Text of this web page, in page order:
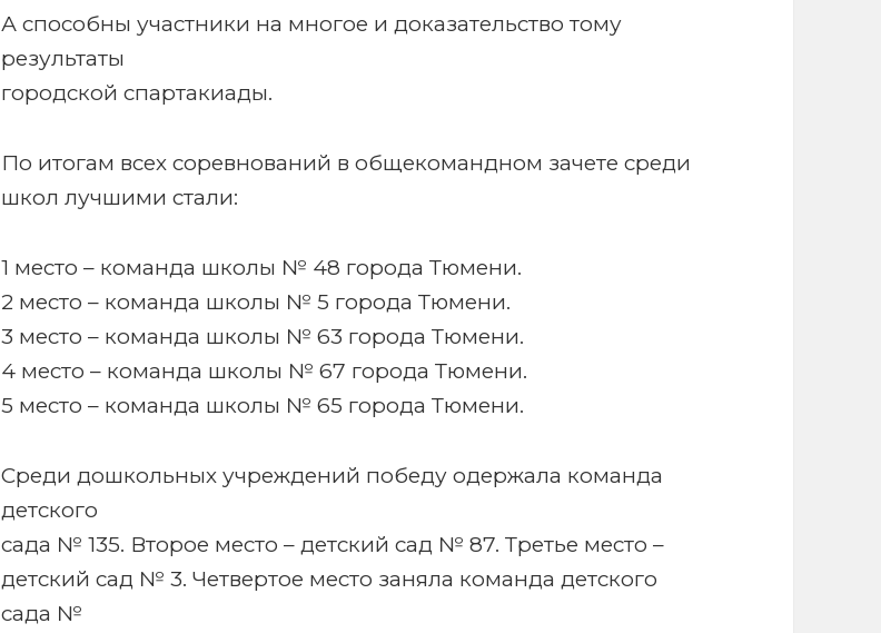
А способны участники на многое и доказательство тому
результаты
городской спартакиады.
По итогам всех соревнований в общекомандном зачете среди
школ лучшими стали:
1 место – команда школы № 48 города Тюмени.
2 место – команда школы № 5 города Тюмени.
3 место – команда школы № 63 города Тюмени.
4 место – команда школы № 67 города Тюмени.
5 место – команда школы № 65 города Тюмени.
Среди дошкольных учреждений победу одержала команда
детского
сада № 135. Второе место – детский сад № 87. Третье место –
детский сад № 3. Четвертое место заняла команда детского
сада №